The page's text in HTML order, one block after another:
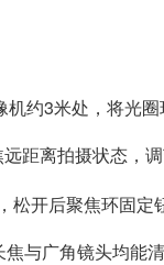
机约3米处，将光
距离拍摄状态，
松开后聚焦环固定
与广角镜头均能